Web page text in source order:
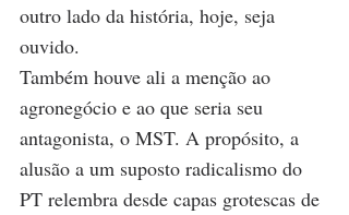
outro lado da história, hoje, seja
ouvido.
Também houve ali a menção ao
agronegócio e ao que seria seu
antagonista, o MST. A propósito, a
alusão a um suposto radicalismo do
PT relembra desde capas grotescas de